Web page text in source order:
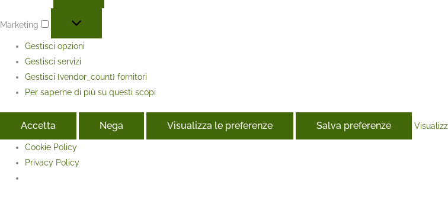
Marketing
Gestisci opzioni
Gestisci servizi
Gestisci {vendor_count} fornitori
Per saperne di più su questi scopi
Accetta Nega Visualizza le preferenze Salva preferenze
Cookie Policy
Privacy Policy